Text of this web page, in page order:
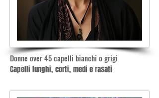
Donne over 45 capelli bianchi o grigi
Capelli lunghi, corti, medi e rasati